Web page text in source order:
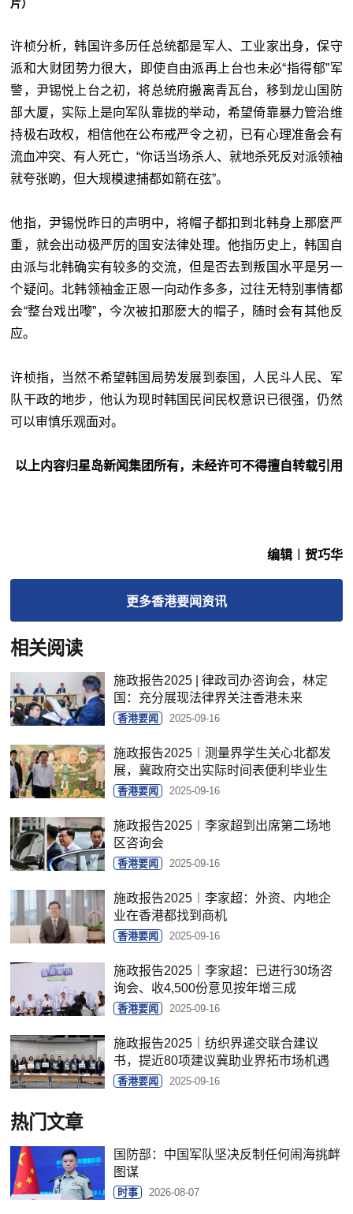
片）
许桢分析，韩国许多历任总统都是军人、工业家出身，保守
派和大财团势力很大，即使自由派再上台也未必“指得郁”军
警，尹锡悦上台之初，将总统府搬离青瓦台，移到龙山国防
部大厦，实际上是向军队靠拢的举动，希望倚靠暴力管治维
持极右政权，相信他在公布戒严令之初，已有心理准备会有
流血冲突、有人死亡，“你话当场杀人、就地杀死反对派领袖
就夸张啲，但大规模逮捕都如箭在弦”。
他指，尹锡悦昨日的声明中，将帽子都扣到北韩身上那麽严
重，就会出动极严厉的国安法律处理。他指历史上，韩国自
由派与北韩确实有较多的交流，但是否去到叛国水平是另一
个疑问。北韩领袖金正恩一向动作多多，过往无特别事情都
会“整台戏出嚟”，今次被扣那麽大的帽子，随时会有其他反
应。
许桢指，当然不希望韩国局势发展到泰国，人民斗人民、军
队干政的地步，他认为现时韩国民间民权意识已很强，仍然
可以审慎乐观面对。
以上内容归星岛新闻集团所有，未经许可不得擅自转载引用
编辑︱贺巧华
更多香港要闻资讯
相关阅读
施政报告2025 | 律政司办咨询会，林定
国：充分展现法律界关注香港未来
香港要闻 2025-09-16
施政报告2025︱测量界学生关心北都发
展，冀政府交出实际时间表便利毕业生
香港要闻 2025-09-16
施政报告2025︱李家超到出席第二场地
区咨询会
香港要闻 2025-09-16
施政报告2025︱李家超：外资、内地企
业在香港都找到商机
香港要闻 2025-09-16
施政报告2025｜李家超：已进行30场咨
询会、收4,500份意见按年增三成
香港要闻 2025-09-16
施政报告2025｜纺织界递交联合建议
书，提近80项建议冀助业界拓市场机遇
香港要闻 2025-09-16
热门文章
国防部：中国军队坚决反制任何闹海挑衅
图谋
时事 2026-08-07